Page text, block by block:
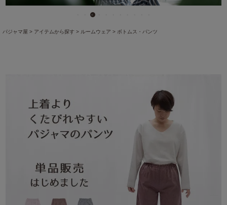
パジャマ屋 アイテムから探す ルームウェア ボトムス・パンツ